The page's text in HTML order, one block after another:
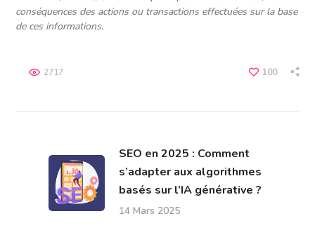
conséquences des actions ou transactions effectuées sur la base
de ces informations.
100
2717
SEO en 2025 : Comment
s’adapter aux algorithmes
basés sur l’IA générative ?
14 Mars 2025